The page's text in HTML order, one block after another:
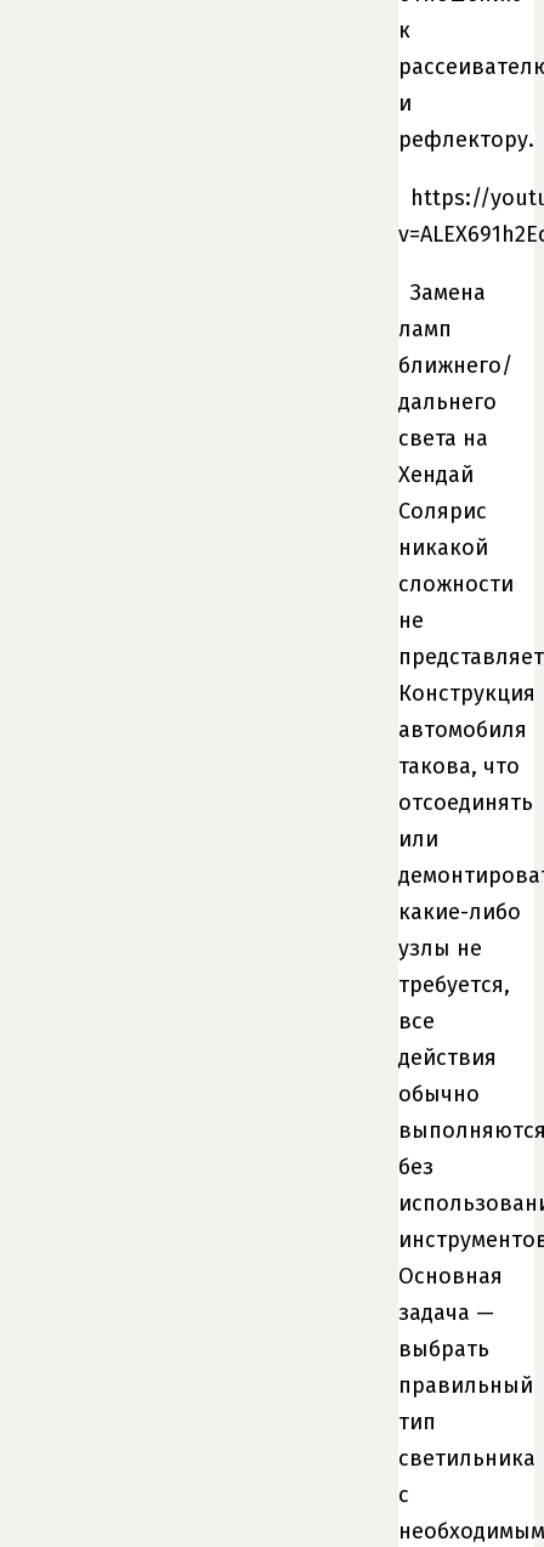
к
и
рефлектору.
https://
Замена
ламп
ближнего/
дальнего
света на
Хендай
Солярис
никакой
сложности
не
Конструкция
автомобиля
такова, что
отсоединять
или
какие-либо
узлы не
требуется,
все
действия
обычно
без
Основная
задача —
выбрать
правильный
тип
светильника
с